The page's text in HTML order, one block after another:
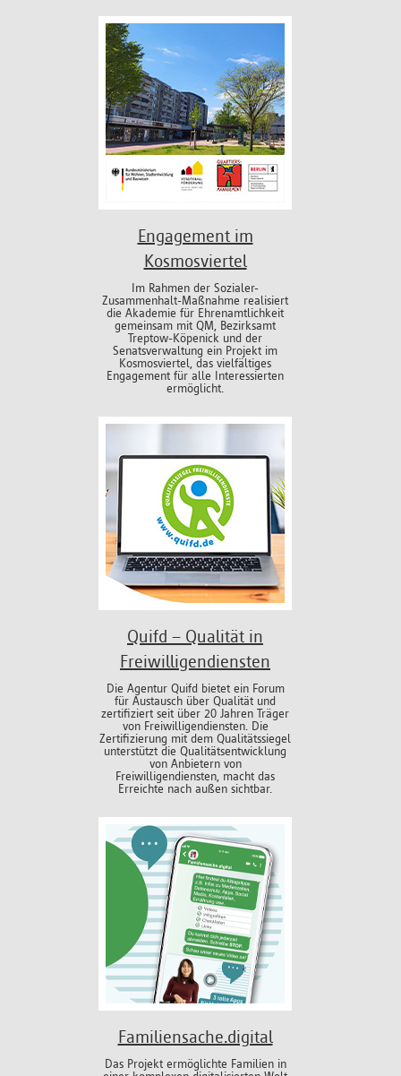
Engagement im
Kosmosviertel
Im Rahmen der Sozialer-
Zusammenhalt-Maßnahme realisiert
die Akademie für Ehrenamtlichkeit
gemeinsam mit QM, Bezirksamt
Treptow-Köpenick und der
Senatsverwaltung ein Projekt im
Kosmosviertel, das vielfältiges
Engagement für alle Interessierten
ermöglicht.
Quifd – Qualität in
Freiwilligendiensten
Die Agentur Quifd bietet ein Forum
für Austausch über Qualität und
zertifiziert seit über 20 Jahren Träger
von Freiwilligendiensten. Die
Zertifizierung mit dem Qualitätssiegel
unterstützt die Qualitätsentwicklung
von Anbietern von
Freiwilligendiensten, macht das
Erreichte nach außen sichtbar.
Familiensache.digital
Das Projekt ermöglichte Familien in